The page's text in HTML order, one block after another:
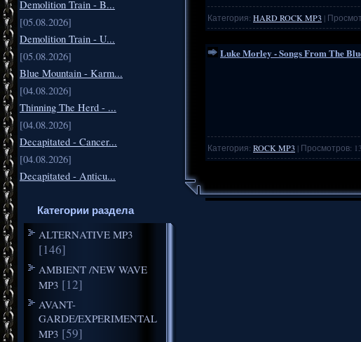
Demolition Train - B...
[05.08.2026]
Demolition Train - U...
[05.08.2026]
Blue Mountain - Karm...
[04.08.2026]
Thinning The Herd - ...
[04.08.2026]
Decapitated - Cancer...
[04.08.2026]
Decapitated - Anticu...
Категории раздела
ALTERNATIVE MP3
[146]
AMBIENT /NEW WAVE
MP3 [12]
AVANT-
GARDE/EXPERIMENTAL
MP3 [59]
Категория: HARD ROCK MP3 |
Luke Morley - Songs From The
Категория: ROCK MP3 | Просмотров: